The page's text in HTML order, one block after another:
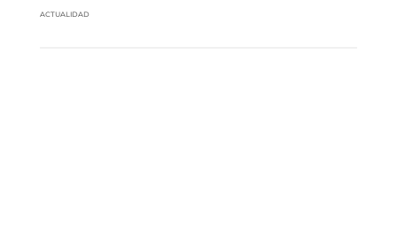
ACTUALIDAD